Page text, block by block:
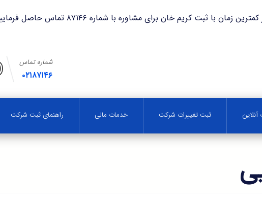
کریم خان برای مشاوره با شماره ۸۷۱۴۶ تماس حاصل فرمایید.
شماره تماس
۰۲۱۸۷۱۴۶
ثبت تغییرات شرکت خدمات مالی راهنمای ثبت شرکت